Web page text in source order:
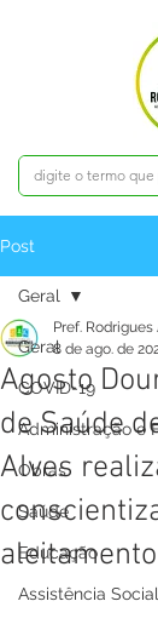
Post
Geral
COVID-19
Administração e
Obras
Saúde
Educação
Assistência Social
Geral
Agosto
de Saúde
Alves
Pref. Rodrigues
8 de ago. de